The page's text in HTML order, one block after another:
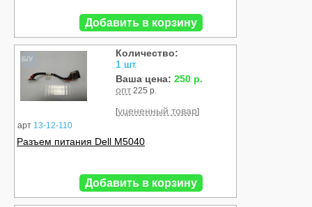
Добавить в корзину
Б/У
арт 13-12-110
Количество:
1 шт.
Ваша цена: 250 р.
опт 225 р.
[уцененный товар]
Разъем питания Dell M5040
Добавить в корзину